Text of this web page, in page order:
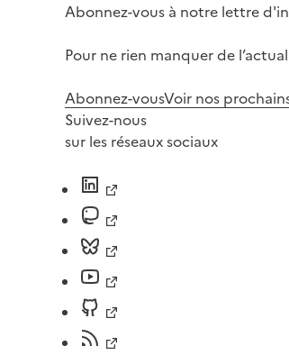
Abonnez-vous à notre lettre
Pour ne rien manquer de
Abonnez-vousVoir nos
Suivez-nous
sur les réseaux sociaux